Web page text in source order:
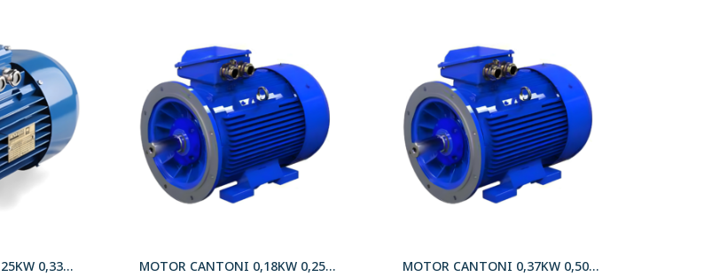
MOTOR CANTONI 0,25KW 0,33CV 3000 B14 T63 230/400 IE2 MOTOR CANTONI 0,18KW 0,25CV 3000 B35 T63 230/400 IE2 MOTOR CANTONI 0,37KW 0,50CV 3000 B35 T71 230/400 IE2